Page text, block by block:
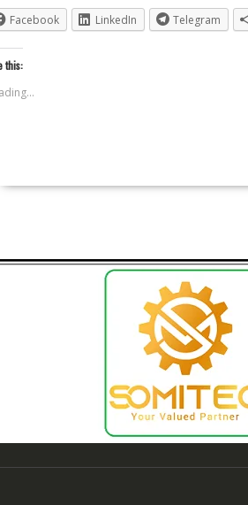
Facebook
LinkedIn Telegram
this: